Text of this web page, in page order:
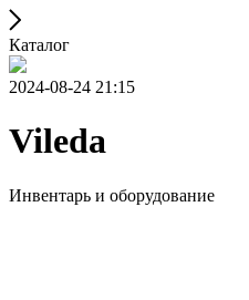
Каталог
2024-08-24 21:15
Vileda
Инвентарь и оборудование